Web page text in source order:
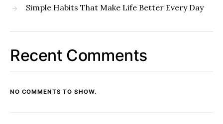
Simple Habits That Make Life Better Every Day
Recent Comments
NO COMMENTS TO SHOW.